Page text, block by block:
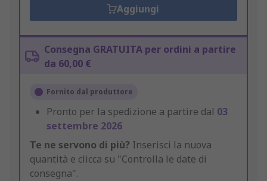
Aggiungi
Consegna GRATUITA per ordini a partire
da 60,00 €
Fornito dal produttore
Pronto per la spedizione a partire dal 03
settembre 2026
Te ne servono di più? Inserisci la nuova
quantità e clicca su "Controlla le date di
consegna".